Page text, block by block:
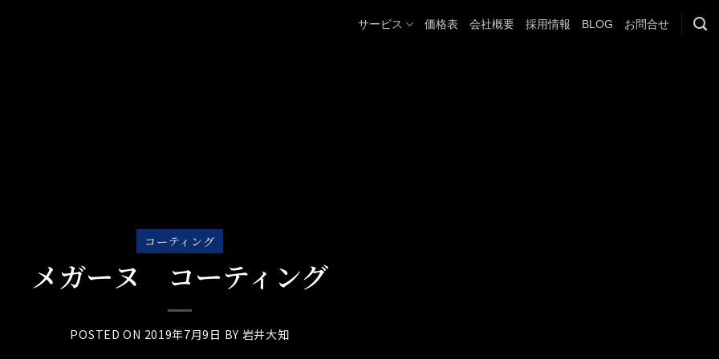
サービス 価格表 会社概要 採用情報 BLOG お問合せ
コーティング
メガーヌ コーティング
POSTED ON 2019年7月9日 BY 岩井大知